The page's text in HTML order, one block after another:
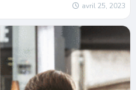
avril 25, 2023